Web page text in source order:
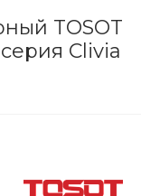
TOSOT
Clivia